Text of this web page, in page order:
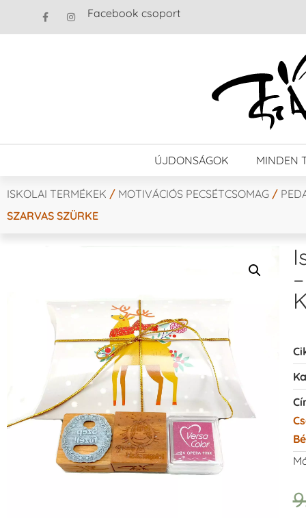
Facebook csoport
ÚJDONSÁGOK MINDEN
ISKOLAI TERMÉKEK / MOTIVÁCIÓS PECSÉTCSOMAG /
SZARVAS SZÜRKE